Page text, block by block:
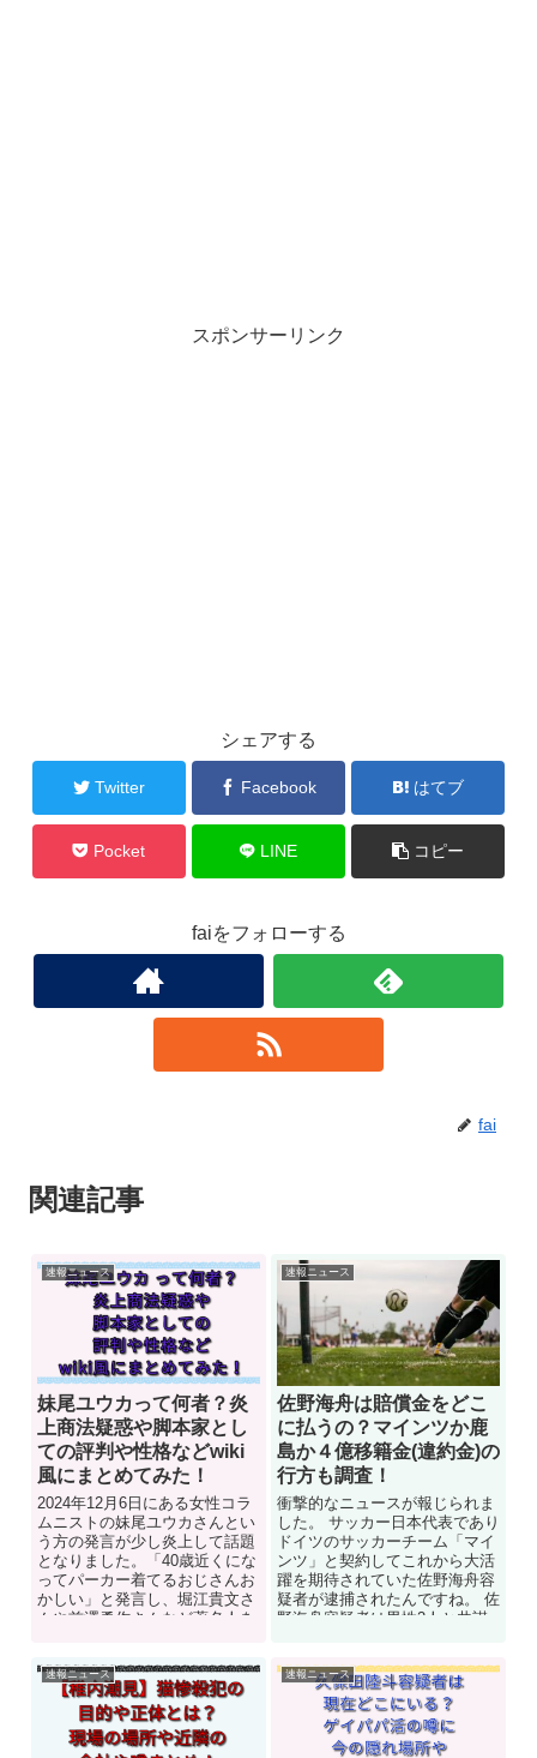
スポンサーリンク
シェアする
Twitter Facebook はてブ
Pocket LINE コピー
faiをフォローする
fai
関連記事
速報ニュース
妹尾ユウカって何者？炎
上商法疑惑や脚本家とし
ての評判や性格などwiki
風にまとめてみた！
2024年12月6日にある女性コラ
ムニストの妹尾ユウカさんとい
う方の発言が少し炎上して話題
となりました。「40歳近くにな
ってパーカー着てるおじさんお
かしい」と発言し、堀江貴文さ
んや前澤勇作さんなど著名人を
速報ニュース
佐野海舟は賠償金をどこ
に払うの？マインツか鹿
島か４億移籍金(違約金)の
行方も調査！
衝撃的なニュースが報じられま
した。 サッカー日本代表であり
ドイツのサッカーチーム「マイ
ンツ」と契約してこれから大活
躍を期待されていた佐野海舟容
疑者が逮捕されたんですね。 佐
野海舟容疑者は男性2人と共謀
速報ニュース 速報ニュース